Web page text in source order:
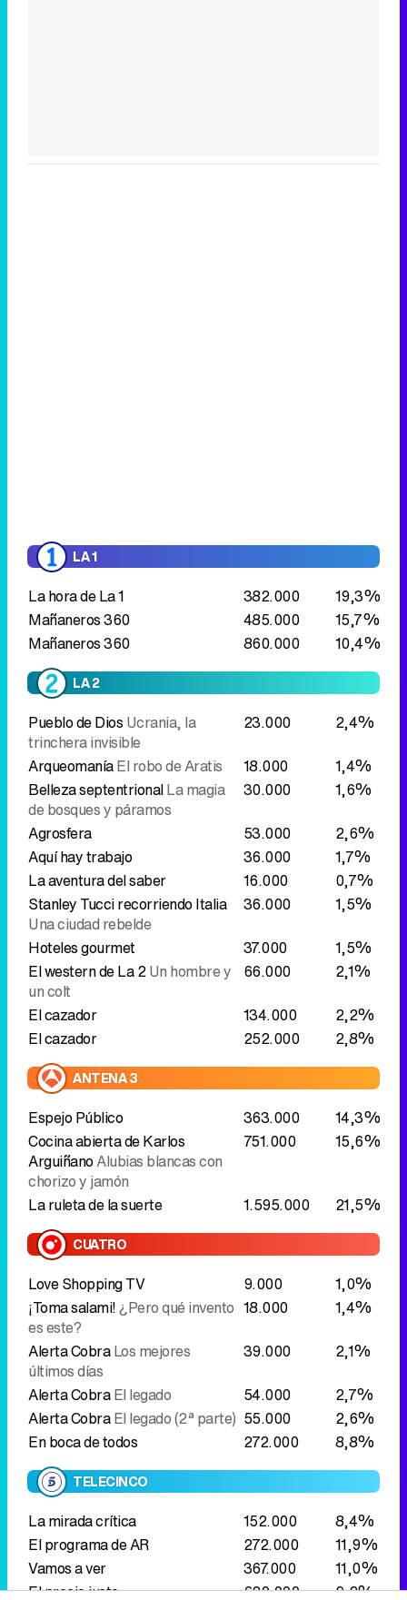
LA 1
La hora de La 1 382.000
19,3%
Mañaneros 360
485.000
15,7%
Mañaneros 360
860.000 10,4%
LA 2
Pueblo de Dios Ucrania, la
trinchera invisible
23.000
2,4%
ArqueomaníaEl robo de Aratis 18.000
1,4%
Belleza septentrionalLa magia
de bosques y páramos
30.000
1,6%
Agrosfera
53.000
2,6%
Aquí hay trabajo
36.000
1,7%
La aventura del saber
16.000
0,7%
Stanley Tucci recorriendo Italia
Una ciudad rebelde
36.000
1,5%
Hoteles gourmet
37.000
1,5%
El western de La 2Un hombre y
un colt
66.000
2,1%
El cazador
134.000
2,2%
El cazador
252.000 2,8%
ANTENA 3
Espejo Público 363.000
14,3%
Cocina abierta de Karlos
ArguiñanoAlubias blancas con
chorizo y jamón
751.000 15,6%
La ruleta de la suerte 1.595.000 21,5%
CUATRO
Love Shopping TV 9.000
1,0%
¡Toma salami!¿Pero qué invento
es este?
18.000
1,4%
Alerta CobraLos mejores
últimos días
39.000
2,1%
Alerta CobraEl legado 54.000
2,7%
Alerta CobraEl legado (2ª parte) 55.000
2,6%
En boca de todos
272.000 8,8%
TELECINCO
La mirada crítica 152.000
8,4%
El programa de AR
272.000
11,9%
Vamos a ver
367.000
11,0%
El precio justo
620.000 9,2%